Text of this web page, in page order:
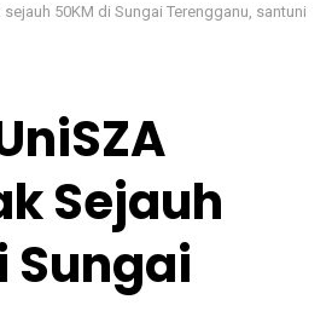
50KM di Sungai Terengganu, santuni
Sejauh
Sungai